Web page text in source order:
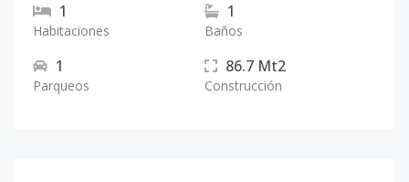
1
Habitaciones
1
Baños
1
Parqueos
86.7 Mt2
Construcción